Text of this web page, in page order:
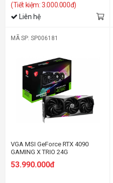
(Tiết kiệm: 3.000.000đ)
Liên hệ
MÃ SP: SP006181
VGA MSI GeForce RTX 4090
GAMING X TRIO 24G
53.990.000đ